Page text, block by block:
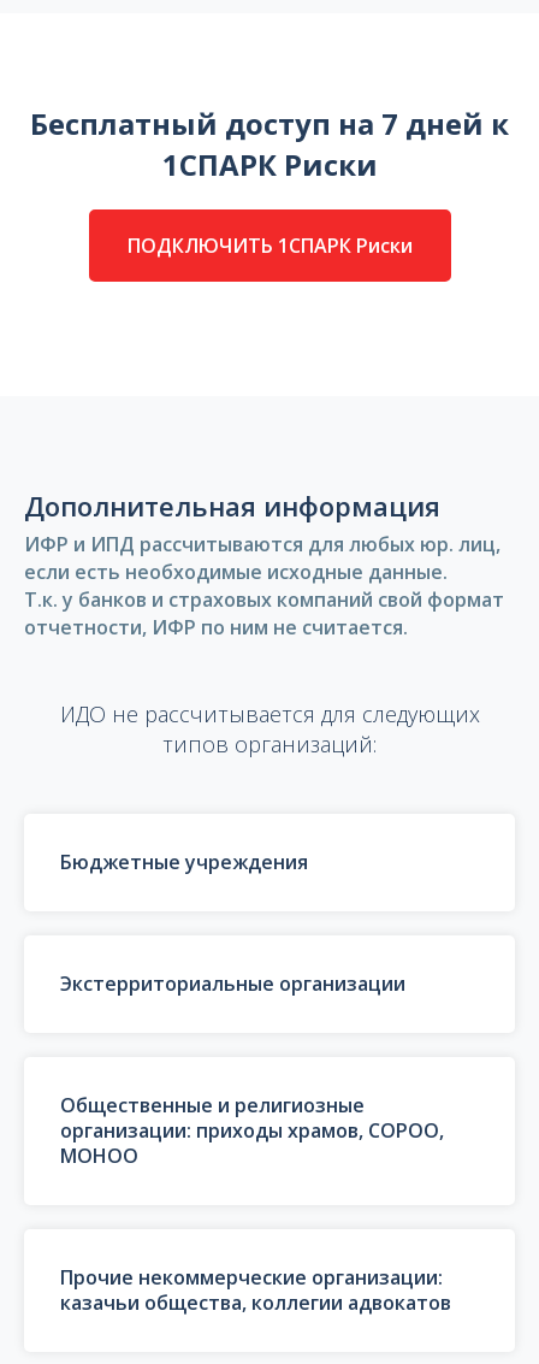
Бесплатный доступ на 7 дней к
1СПАРК Риски
ПОДКЛЮЧИТЬ 1СПАРК Риски
Дополнительная информация
ИФР и ИПД рассчитываются для любых юр. лиц,
если есть необходимые исходные данные.
Т.к. у банков и страховых компаний свой формат
отчетности, ИФР по ним не считается.
ИДО не рассчитывается для следующих
типов организаций:
Бюджетные учреждения
Экстерриториальные организации
Общественные и религиозные
организации: приходы храмов, СОРОО,
МОНОО
Прочие некоммерческие организации:
казачьи общества, коллегии адвокатов